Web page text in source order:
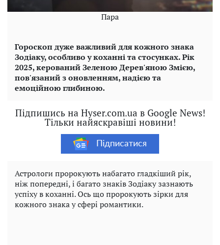
Пара
Гороскоп дуже важливий для кожного знака
Зодіаку, особливо у коханні та стосунках. Рік
2025, керований Зеленою Дерев'яною Змією,
пов'язаний з оновленням, надією та
емоційною глибиною.
Підпишись на Hyser.com.ua в Google News!
Тільки найяскравіші новини!
Підписатися
Астрологи пророкують набагато гладкіший рік,
ніж попередні, і багато знаків Зодіаку зазнають
успіху в коханні. Ось що пророкують зірки для
кожного знака у сфері романтики.